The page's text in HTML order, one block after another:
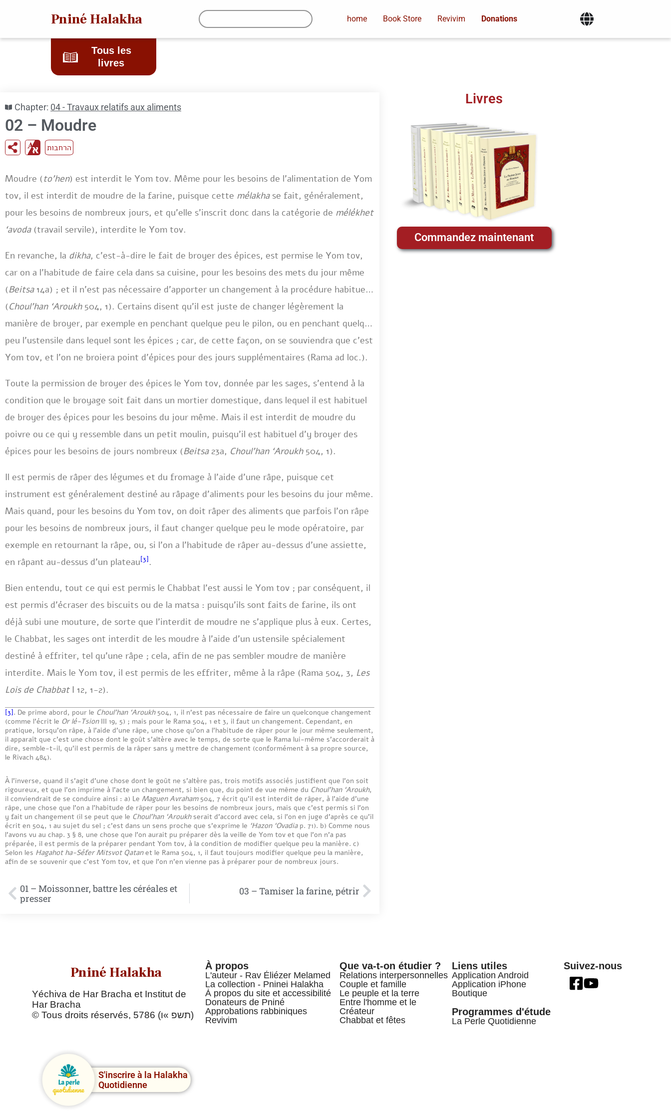
Pniné Halakha home Book Store Revivim Donations
Tous les
livres
Chapter: 04 - Travaux relatifs aux aliments
02 – Moudre
הרחבות
Moudre (to’hen) est interdit le Yom tov. Même pour les besoins de l’alimentation de Yom
tov, il est interdit de moudre de la farine, puisque cette mélakhase fait, généralement,
pour les besoins de nombreux jours, et qu’elle s’inscrit donc dans la catégorie de mélékhet
‘avoda(travail servile), interdite le Yom tov.
En revanche, la dikha, c’est-à-dire le fait de broyer des épices, est permise le Yom tov,
car on a l’habitude de faire cela dans sa cuisine, pour les besoins des mets du jour même
(Beitsa 14a) ; et il n’est pas nécessaire d’apporter un changement à la procédure habituelle
(Choul’han ‘Aroukh504, 1). Certains disent qu’il est juste de changer légèrement la
manière de broyer, par exemple en penchant quelque peu le pilon, ou en penchant quelque
peu l’ustensile dans lequel sont les épices ; car, de cette façon, on se souviendra que c’est
Yom tov, et l’on ne broiera point d’épices pour des jours supplémentaires (Rama ad loc.).
Toute la permission de broyer des épices le Yom tov, donnée par les sages, s’entend à la
condition que le broyage soit fait dans un mortier domestique, dans lequel il est habituel
de broyer des épices pour les besoins du jour même. Mais il est interdit de moudre du
poivre ou ce qui y ressemble dans un petit moulin, puisqu’il est habituel d’y broyer des
épices pour les besoins de jours nombreux (Beitsa23a, Choul’han ‘Aroukh504, 1).
Il est permis de râper des légumes et du fromage à l’aide d’une râpe, puisque cet
instrument est généralement destiné au râpage d’aliments pour les besoins du jour même.
Mais quand, pour les besoins du Yom tov, on doit râper des aliments que parfois l’on râpe
pour les besoins de nombreux jours, il faut changer quelque peu le mode opératoire, par
exemple en retournant la râpe, ou, si l’on a l’habitude de râper au-dessus d’une assiette,
en râpant au-dessus d’un plateau[3] .
Bien entendu, tout ce qui est permis le Chabbat l’est aussi le Yom tov ; par conséquent, il
est permis d’écraser des biscuits ou de la matsa : puisqu’ils sont faits de farine, ils ont
déjà subi une mouture, de sorte que l’interdit de moudre ne s’applique plus à eux. Certes,
le Chabbat, les sages ont interdit de les moudre à l’aide d’un ustensile spécialement
destiné à effriter, tel qu’une râpe ; cela, afin de ne pas sembler moudre de manière
interdite. Mais le Yom tov, il est permis de les effriter, même à la râpe (Rama 504, 3, Les
Lois de ChabbatI 12, 1-2).
[3]. De prime abord, pour le Choul’han ‘Aroukh504, 1, il n’est pas nécessaire de faire un quelconque changement
(comme l’écrit le Or lé-TsionIII 19, 5) ; mais pour le Rama 504, 1 et 3, il faut un changement. Cependant, en
pratique, lorsqu’on râpe, à l’aide d’une râpe, une chose qu’on a l’habitude de râper pour le jour même seulement,
il apparaît que c’est une chose dont le goût s’altère avec le temps, de sorte que le Rama lui-même s’accorderait à
dire, semble-t-il, qu’il est permis de la râper sans y mettre de changement (conformément à sa propre source,
le Rivach 484).
À l’inverse, quand il s’agit d’une chose dont le goût ne s’altère pas, trois motifs associés justifient que l’on soit
rigoureux, et que l’on imprime à l’acte un changement, si bien que, du point de vue même du Choul’han ‘Aroukh,
il conviendrait de se conduire ainsi : a) Le Maguen Avraham504, 7 écrit qu’il est interdit de râper, à l’aide d’une
râpe, une chose que l’on a l’habitude de râper pour les besoins de nombreux jours, mais que c’est permis si l’on
y fait un changement (il se peut que le Choul’han ‘Aroukhserait d’accord avec cela, si l’on en juge d’après ce qu’il
écrit en 504, 1 au sujet du sel ; c’est dans un sens proche que s’exprime le ‘Hazon ‘Ovadiap. 71). b) Comme nous
l’avons vu au chap. 3 § 8, une chose que l’on aurait pu préparer dès la veille de Yom tov et que l’on n’a pas
préparée, il est permis de la préparer pendant Yom tov, à la condition de modifier quelque peu la manière. c)
Selon les Hagahot ha-Séfer Mitsvot Qatanet le Rama 504, 1, il faut toujours modifier quelque peu la manière,
afin de se souvenir que c’est Yom tov, et que l’on n’en vienne pas à préparer pour de nombreux jours.
01 – Moissonner, battre les céréales et
presser
03 – Tamiser la farine, pétrir
Livres
Commandez maintenant
Pniné Halakha
Yéchiva de Har Bracha et Institut de
Har Bracha
© Tous droits réservés, 5786 (תשפ »ו)
S'inscrire à la Halakha
Quotidienne
À propos
L'auteur - Rav Éliézer Melamed
La collection - Pninei Halakha
À propos du site et accessibilité
Donateurs de Pniné
Approbations rabbiniques
Revivim
Que va-t-on étudier ?
Relations interpersonnelles
Couple et famille
Le peuple et la terre
Entre l'homme et le
Créateur
Chabbat et fêtes
Liens utiles
Application Android
Application iPhone
Boutique
Programmes d'étude
La Perle Quotidienne
Suivez-nous